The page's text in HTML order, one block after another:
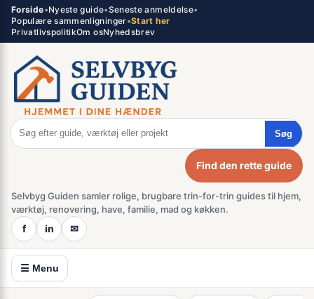
Spring
indhold
Forside•Nyeste guide•Seneste anmeldelse•
Populære sammenligninger•Start her
PrivatlivspolitikOm osNyhedsbrev
Søg
Find den rette guide
Selvbyg Guiden samler rolige, brugbare trin-for-trin guides til hjem,
værktøj, renovering, have, familie, mad og køkken.
f in ✉
☰ Menu